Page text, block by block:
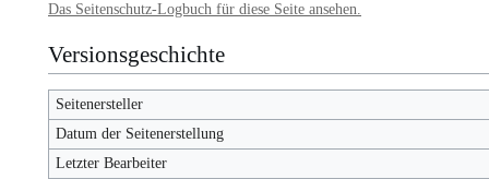
Das Seitenschutz-Logbuch für diese Seite ansehen.
Versionsgeschichte
Seitenersteller
Datum der Seitenerstellung
Letzter Bearbeiter